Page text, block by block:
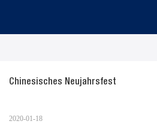
Chinesisches Neujahrsfest
2020-01-18